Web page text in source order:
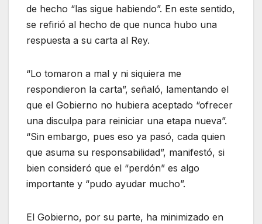
de hecho “las sigue habiendo”. En este sentido,
se refirió al hecho de que nunca hubo una
respuesta a su carta al Rey.
“Lo tomaron a mal y ni siquiera me
respondieron la carta”, señaló, lamentando el
que el Gobierno no hubiera aceptado “ofrecer
una disculpa para reiniciar una etapa nueva”.
“Sin embargo, pues eso ya pasó, cada quien
que asuma su responsabilidad”, manifestó, si
bien consideró que el “perdón” es algo
importante y “pudo ayudar mucho”.
El Gobierno, por su parte, ha minimizado en